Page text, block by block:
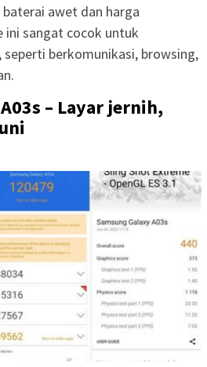
awet dan harga
ini sangat cocok untuk
seperti berkomunikasi, browsing,
– Layar jernih,